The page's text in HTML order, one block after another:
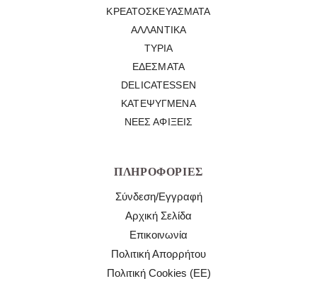
ΚΡΕΑΤΟΣΚΕΥΆΣΜΑΤΑ
ΑΛΛΑΝΤΙΚΆ
ΤΥΡΙΆ
ΕΔΈΣΜΑΤΑ
DELICATESSEN
ΚΑΤΕΨΥΓΜΈΝΑ
ΝΈΕΣ ΑΦΊΞΕΙΣ
ΠΛΗΡΟΦΟΡΊΕΣ
Σύνδεση/Εγγραφή
Αρχική Σελίδα
Επικοινωνία
Πολιτική Απορρήτου
Πολιτική Cookies (ΕΕ)